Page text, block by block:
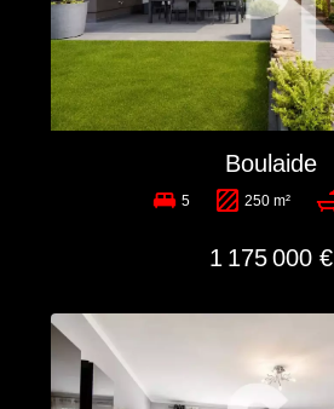
Boulaide
5 250 m²
1 175 000 €